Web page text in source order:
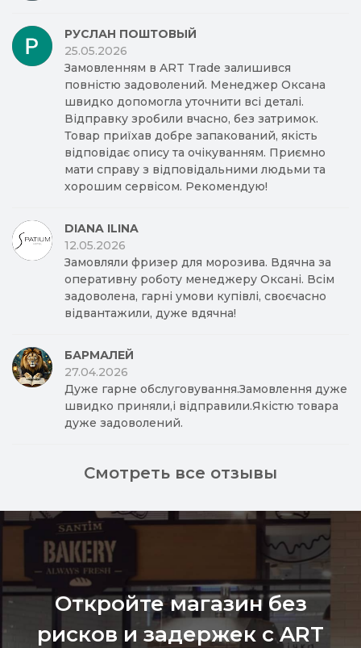
РУСЛАН ПОШТОВЫЙ
25.05.2026
Замовленням в ART Trade залишився
повністю задоволений. Менеджер Оксана
швидко допомогла уточнити всі деталі.
Відправку зробили вчасно, без затримок.
Товар приїхав добре запакований, якість
відповідає опису та очікуванням. Приємно
мати справу з відповідальними людьми та
хорошим сервісом. Рекомендую!
DIANA ILINA
12.05.2026
Замовляли фризер для морозива. Вдячна за
оперативну роботу менеджеру Оксані. Всім
задоволена, гарні умови купівлі, своєчасно
відвантажили, дуже вдячна!
БАРМАЛЕЙ
27.04.2026
Дуже гарне обслуговування.Замовлення дуже
швидко приняли,і відправили.Якістю товара
дуже задоволений.
Смотреть все отзывы
Откройте магазин без
рисков и задержек с ART